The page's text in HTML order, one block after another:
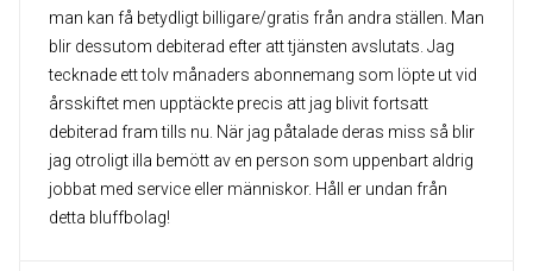
man kan få betydligt billigare/gratis från andra ställen. Man
blir dessutom debiterad efter att tjänsten avslutats. Jag
tecknade ett tolv månaders abonnemang som löpte ut vid
årsskiftet men upptäckte precis att jag blivit fortsatt
debiterad fram tills nu. När jag påtalade deras miss så blir
jag otroligt illa bemött av en person som uppenbart aldrig
jobbat med service eller människor. Håll er undan från
detta bluffbolag!